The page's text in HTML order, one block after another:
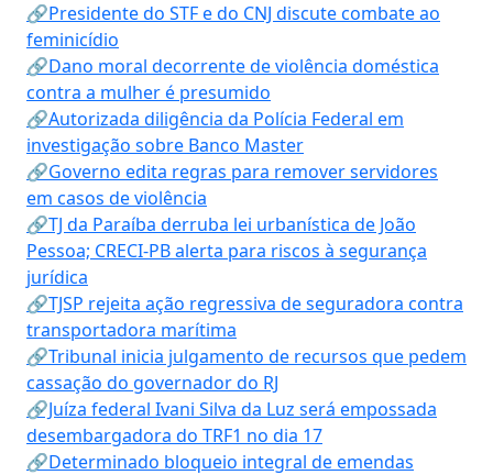
🔗Presidente do STF e do CNJ discute combate ao
feminicídio
🔗Dano moral decorrente de violência doméstica
contra a mulher é presumido
🔗Autorizada diligência da Polícia Federal em
investigação sobre Banco Master
🔗Governo edita regras para remover servidores
em casos de violência
🔗TJ da Paraíba derruba lei urbanística de João
Pessoa; CRECI-PB alerta para riscos à segurança
jurídica
🔗TJSP rejeita ação regressiva de seguradora contra
transportadora marítima
🔗Tribunal inicia julgamento de recursos que pedem
cassação do governador do RJ
🔗Juíza federal Ivani Silva da Luz será empossada
desembargadora do TRF1 no dia 17
🔗Determinado bloqueio integral de emendas